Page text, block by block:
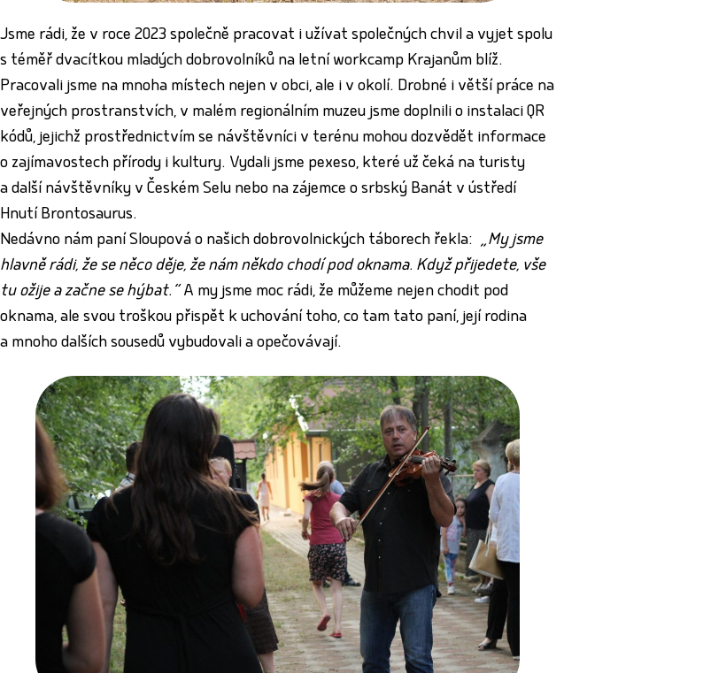
Jsme rádi, že v roce 2023 společně pracovat i užívat společných chvil a vyjet spolu
s téměř dvacítkou mladých dobrovolníků na letní workcamp Krajanům blíž.
Pracovali jsme na mnoha místech nejen v obci, ale i v okolí. Drobné i větší práce na
veřejných prostranstvích, v malém regionálním muzeu jsme doplnili o instalaci QR
kódů, jejichž prostřednictvím se návštěvníci v terénu mohou dozvědět informace
o zajímavostech přírody i kultury. Vydali jsme pexeso, které už čeká na turisty
a další návštěvníky v Českém Selu nebo na zájemce o srbský Banát v ústředí
Hnutí Brontosaurus.
Nedávno nám paní Sloupová o našich dobrovolnických táborech řekla: „My jsme
hlavně rádi, že se něco děje, že nám někdo chodí pod oknama. Když přijedete, vše
tu ožije a začne se hýbat.“A my jsme moc rádi, že můžeme nejen chodit pod
oknama, ale svou troškou přispět k uchování toho, co tam tato paní, její rodina
a mnoho dalších sousedů vybudovali a opečovávají.